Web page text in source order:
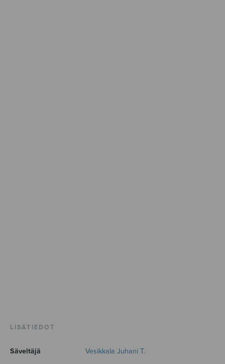
LISÄTIEDOT
Säveltäjä Vesikkala Juhani T.